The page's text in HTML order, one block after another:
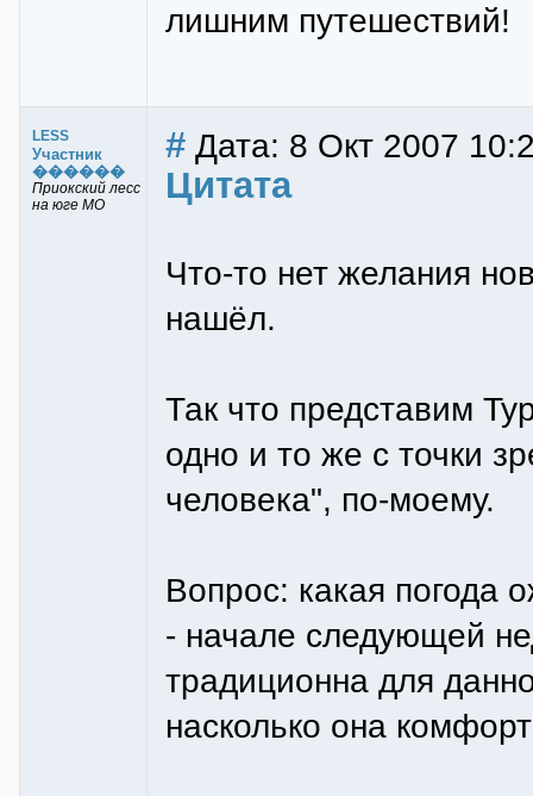
лишним путешествий!
LESS
Участник
������
Приокский лесс
на юге МО
# Дата: 8 Окт 2007
Цитата
Что-то нет желания
нашёл.
Так что представим
одно и то же с точки
человека", по-моему.
Вопрос: какая погода
- начале следующей
традиционна для
насколько она